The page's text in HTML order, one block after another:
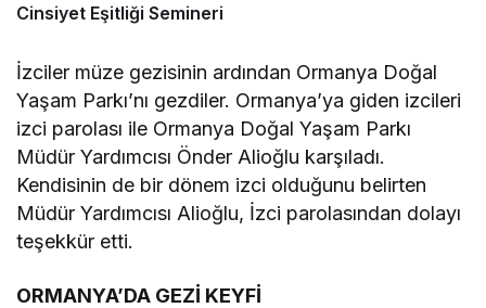
Cinsiyet Eşitliği Semineri
İzciler müze gezisinin ardından Ormanya Doğal
Yaşam Parkı’nı gezdiler. Ormanya’ya giden izcileri
izci parolası ile Ormanya Doğal Yaşam Parkı
Müdür Yardımcısı Önder Alioğlu karşıladı.
Kendisinin de bir dönem izci olduğunu belirten
Müdür Yardımcısı Alioğlu, İzci parolasından dolayı
teşekkür etti.
ORMANYA’DA GEZİ KEYFİ